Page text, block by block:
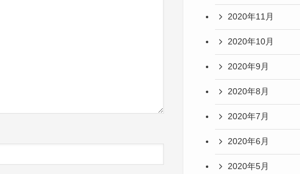
2020年11月
2020年10月
2020年9月
2020年8月
2020年7月
2020年6月
2020年5月